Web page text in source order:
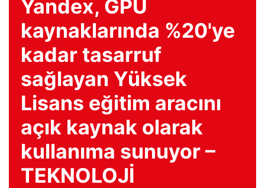
Yandex, GPU
kaynaklarında %20'ye
kadar tasarruf
sağlayan Yüksek
Lisans eğitim aracını
açık kaynak olarak
kullanıma sunuyor –
TEKNOLOJİ